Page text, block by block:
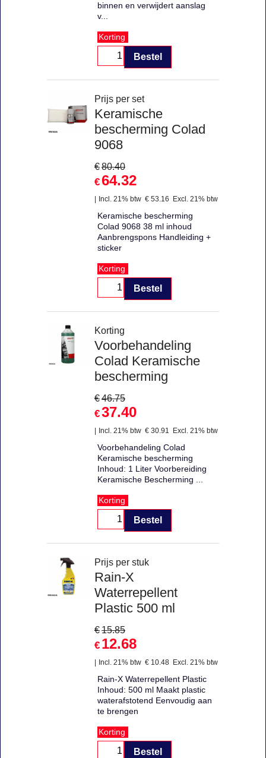
binnen en verwijdert aanslag
v...
Korting
Bestel
Prijs per set
Keramische
bescherming Colad
9068
€80.40
€64.32
Incl. 21% btw € 53.16 Excl. 21% btw
Keramische bescherming
Colad 9068 38 ml inhoud
Aanbrengspons Handleiding +
sticker
Korting
Bestel
Korting
Voorbehandeling
Colad Keramische
bescherming
€46.75
€37.40
Incl. 21% btw € 30.91 Excl. 21% btw
Voorbehandeling Colad
Keramische bescherming
Inhoud: 1 Liter Voorbereiding
Keramische Bescherming ...
Korting
Bestel
Prijs per stuk
Rain-X
Waterrepellent
Plastic 500 ml
€15.85
€ 12.68
Incl. 21% btw € 10.48 Excl. 21% btw
Rain-X Waterrepellent Plastic
Inhoud: 500 ml Maakt plastic
waterafstotend Eenvoudig aan
te brengen
Korting
Bestel